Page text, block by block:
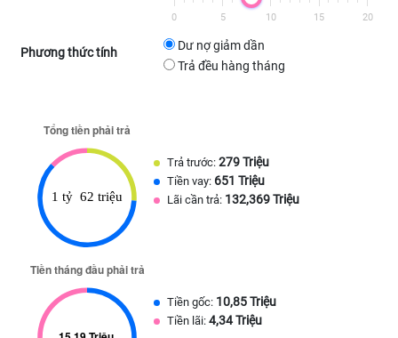
0 5 10 15 20
Phương thức tính
Dư nợ giảm dần
Trả đều hàng tháng
Trả trước: 279 Triệu
Tiền vay: 651 Triệu
Lãi cần trả: 132,369 Triệu
Tiền gốc: 10,85 Triệu
Tiền lãi: 4,34 Triệu